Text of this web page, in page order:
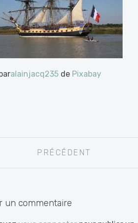
alainjacq235 de Pixabay
PRÉCÉDENT
un commentaire